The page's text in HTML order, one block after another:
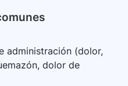
administración (dolor,
dolor de